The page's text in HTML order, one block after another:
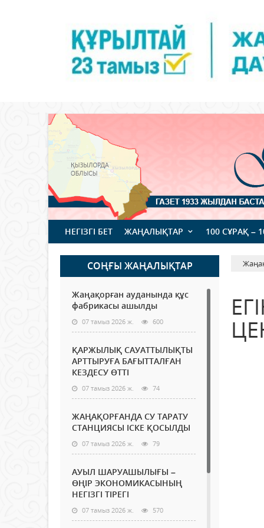
НЕГІЗГІ БЕТ ЖАҢАЛЫҚТАР 100 СҰРАҚ –
СОҢҒЫ ЖАҢАЛЫҚТАР
Жаңақорған ауданында құс
фабрикасы ашылды
07 тамыз 2026 ж. 600
ҚАРЖЫЛЫҚ САУАТТЫЛЫҚТЫ
АРТТЫРУҒА БАҒЫТТАЛҒАН
КЕЗДЕСУ ӨТТІ
07 тамыз 2026 ж. 74
ЖАҢАҚОРҒАНДА СУ ТАРАТУ
СТАНЦИЯСЫ ІСКЕ ҚОСЫЛДЫ
07 тамыз 2026 ж. 79
АУЫЛ ШАРУАШЫЛЫҒЫ –
ӨҢІР ЭКОНОМИКАСЫНЫҢ
НЕГІЗГІ ТІРЕГІ
07 тамыз 2026 ж. 570